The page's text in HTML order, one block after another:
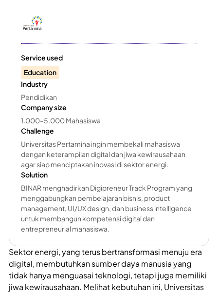
Service used
Education
Industry
Pendidikan
Company size
1.000–5.000 Mahasiswa
Challenge
Universitas Pertamina ingin membekali mahasiswa
dengan keterampilan digital dan jiwa kewirausahaan
agar siap menciptakan inovasi di sektor energi.
Solution
BINAR menghadirkan Digipreneur Track Program yang
menggabungkan pembelajaran bisnis, product
management, UI/UX design, dan business intelligence
untuk membangun kompetensi digital dan
entrepreneurial mahasiswa.
Sektor energi, yang terus bertransformasi menuju era
digital, membutuhkan sumber daya manusia yang
tidak hanya menguasai teknologi, tetapi juga memiliki
jiwa kewirausahaan. Melihat kebutuhan ini, Universitas